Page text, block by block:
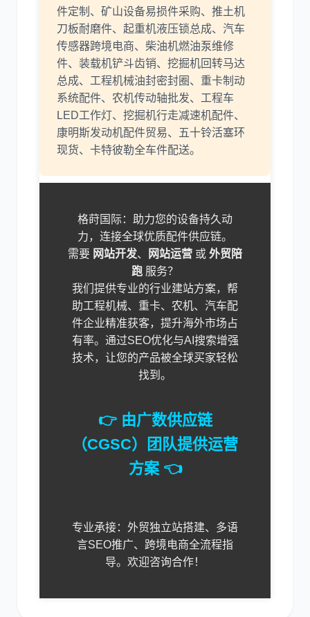
件定制、矿山设备易损件采购、推土机
刀板耐磨件、起重机液压锁总成、汽车
传感器跨境电商、柴油机燃油泵维修
件、装载机铲斗齿销、挖掘机回转马达
总成、工程机械油封密封圈、重卡制动
系统配件、农机传动轴批发、工程车
LED工作灯、挖掘机行走减速机配件、
康明斯发动机配件贸易、五十铃活塞环
现货、卡特彼勒全车件配送。
格莳国际：助力您的设备持久动
力，连接全球优质配件供应链。
需要 网站开发、 网站运营 或 外贸陪
跑 服务？
我们提供专业的行业建站方案，帮
助工程机械、重卡、农机、汽车配
件企业精准获客，提升海外市场占
有率。通过SEO优化与AI搜索增强
技术，让您的产品被全球买家轻松
找到。
👉 由广数供应链
（CGSC）团队提供运营
方案 👈
专业承接：外贸独立站搭建、多语
言SEO推广、跨境电商全流程指
导。欢迎咨询合作！